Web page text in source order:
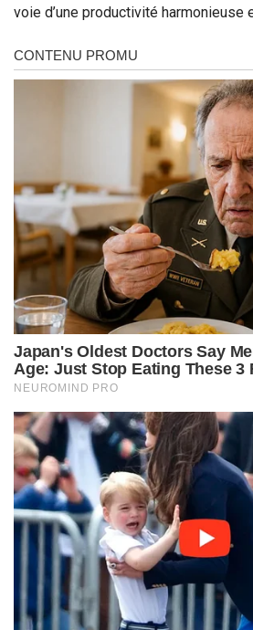
voie d’une productivité harmonieuse